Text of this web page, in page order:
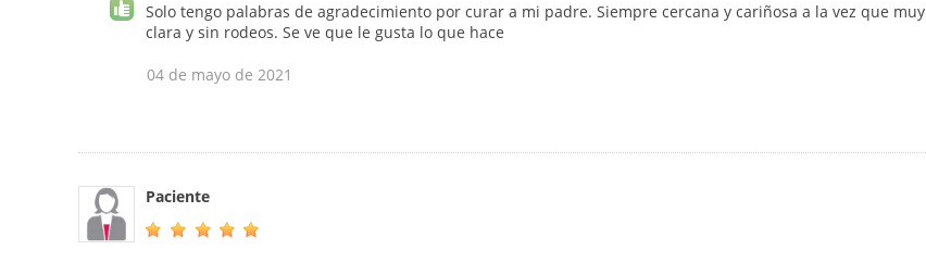
Solo tengo palabras de agradecimiento por curar a mi padre. Siempre cercana y cariñosa a la vez que muy
clara y sin rodeos. Se ve que le gusta lo que hace
04 de mayo de 2021
Paciente